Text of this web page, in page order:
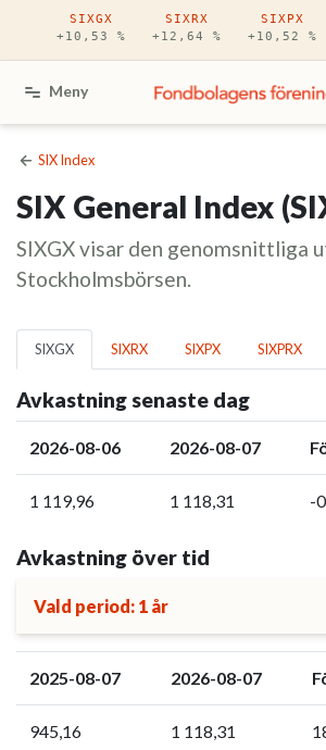
Hoppa till huvudinnehåll
SIXGX
+10,53 %
SIXRX
+12,64 %
SIXPX
+10,52 %
Meny
SIX Index
SIX General Index
SIXGX visar den genomsnittliga
Stockholmsbörsen.
SIXGX SIXRX SIXPX SIXPRX
Avkastning senaste dag
2026-08-06 2026-08-07
1 119,96 1 118,31 -
Avkastning över tid
Vald period: 1 år
2025-08-07 2026-08-07
945,16 1 118,31